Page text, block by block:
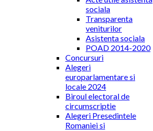
sociala
Transparenta
veniturilor
Asistenta sociala
POAD 2014-2020
Concursuri
Alegeri
europarlamentare si
locale 2024
Biroul electoral de
circumscriptie
Alegeri Presedintele
Romaniei si